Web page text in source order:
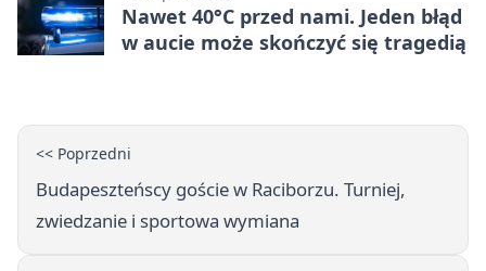
Nawet 40°C przed nami. Jeden błąd
w aucie może skończyć się tragedią
<< Poprzedni
Budapeszteńscy goście w Raciborzu. Turniej,
zwiedzanie i sportowa wymiana